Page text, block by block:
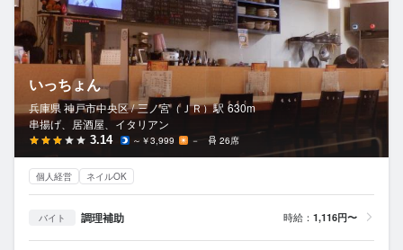
いっちょん
兵庫県 神戸市中央区 / 三ノ宮（ＪＲ）駅 630m
串揚げ、居酒屋、イタリアン
3.14 ～￥3,999 － 26席
個人経営 ネイルOK
バイト 調理補助 時給： 1,116円〜